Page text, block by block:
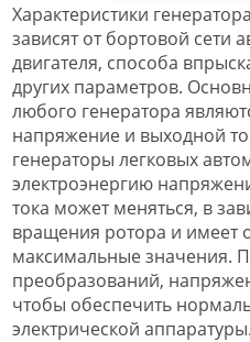
Характеристики
зависят от бортовой сети
двигателя, способа
других параметров.
любого генератора
напряжение и выходной
генераторы легковых
электроэнергию
тока может меняться, в
вращения ротора и имеет
максимальные значения.
преобразований,
чтобы обеспечить
электрической аппаратуры.